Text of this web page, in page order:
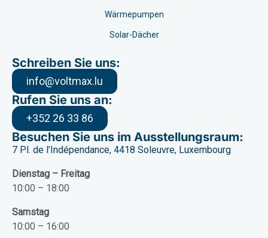
Wärmepumpen
Solar-Dächer
Schreiben Sie uns:
info@voltmax.lu
Rufen Sie uns an:
+352 26 33 86
Besuchen Sie uns im Ausstellungsraum:
7 Pl. de l’Indépendance, 4418 Soleuvre, Luxembourg
Dienstag – Freitag
10:00 – 18:00
Samstag
10:00 – 16:00